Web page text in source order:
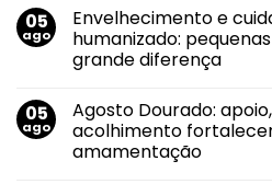
em
Bazar
Solidário
do
Grupo
Pela
Vida
tem
nova
edição
05
ago
Envelhecimento e
humanizado:
grande diferença
em
Envelhecimento
e
cuidado
05
ago
Agosto Dourado:
acolhimento
amamentação